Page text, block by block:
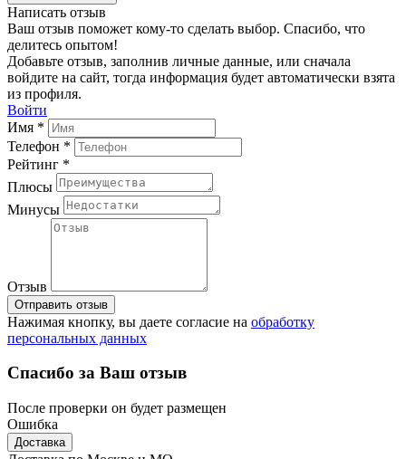
Написать отзыв
Ваш отзыв поможет кому-то сделать выбор. Спасибо, что
делитесь опытом!
Добавьте отзыв, заполнив личные данные, или сначала
войдите на сайт, тогда информация будет автоматически взята
из профиля.
Войти
Имя *
Телефон *
Рейтинг *
Плюсы
Минусы
Отзыв
Отправить отзыв
Нажимая кнопку, вы даете согласие на обработку
персональных данных
Спасибо за Ваш отзыв
После проверки он будет размещен
Ошибка
Доставка